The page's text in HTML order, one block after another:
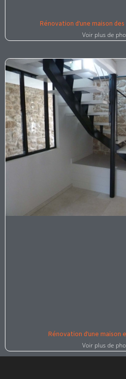
Rénovation d’une maison
Voir plus de
Rénovation d’une maison
Voir plus de